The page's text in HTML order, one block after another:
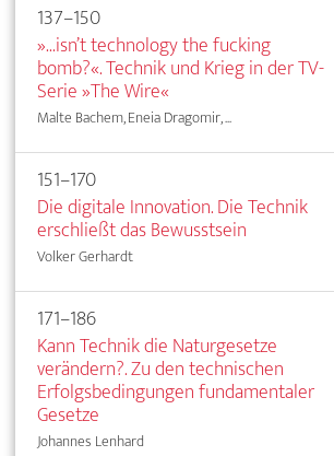
137–150
»...isn’t technology the fucking
bomb?«. Technik und Krieg in der TV-
Serie »The Wire«
Malte Bachem, Eneia Dragomir, ...
151–170
Die digitale Innovation. Die Technik
erschließt das Bewusstsein
Volker Gerhardt
171–186
Kann Technik die Naturgesetze
verändern?. Zu den technischen
Erfolgsbedingungen fundamentaler
Gesetze
Johannes Lenhard